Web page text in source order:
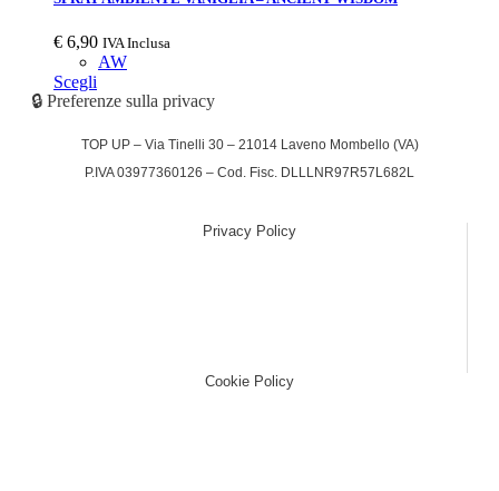
€ 6,90 IVA Inclusa
AW
Scegli
🔒 Preferenze sulla privacy
TOP UP – Via Tinelli 30 – 21014 Laveno Mombello (VA)
P.IVA 03977360126 – Cod. Fisc. DLLLNR97R57L682L
Privacy Policy
Cookie Policy